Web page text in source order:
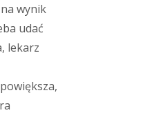
wynik
udać
lekarz